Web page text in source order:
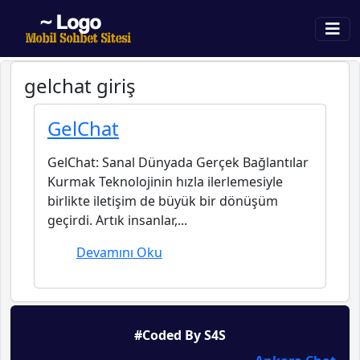
gelchat giriş
GelChat
GelChat: Sanal Dünyada Gerçek Bağlantılar
Kurmak Teknolojinin hızla ilerlemesiyle
birlikte iletişim de büyük bir dönüşüm
geçirdi. Artık insanlar,...
Devamını Oku
#Coded By S4S